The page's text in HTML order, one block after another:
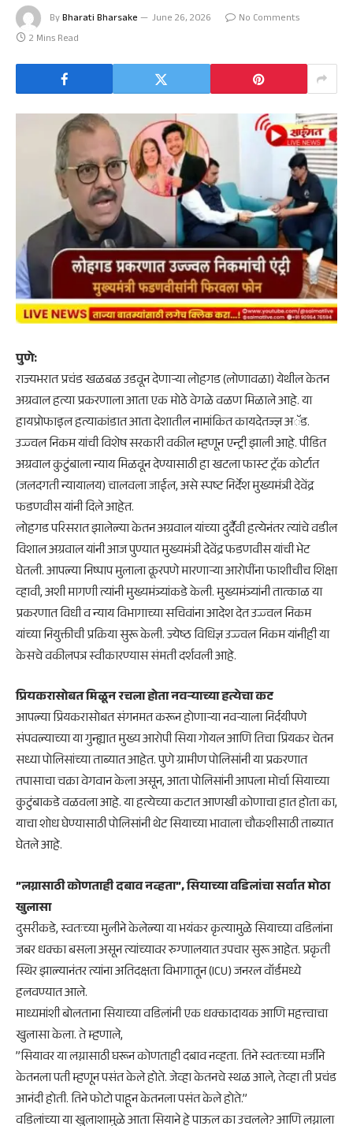
ByBharati Bharsake June 26, 2026
No Comments
2 Mins Read
​पुणे:
राज्यभरात प्रचंड खळबळ उडवून देणाऱ्या लोहगड (लोणावळा) येथील केतन
अग्रवाल हत्या प्रकरणाला आता एक मोठे वेगळे वळण मिळाले आहे. या
हायप्रोफाइल हत्याकांडात आता देशातील नामांकित कायदेतज्ज्ञ अॅड.
उज्ज्वल निकम यांची विशेष सरकारी वकील म्हणून एन्ट्री झाली आहे. पीडित
अग्रवाल कुटुंबाला न्याय मिळवून देण्यासाठी हा खटला फास्ट ट्रॅक कोर्टात
(जलदगती न्यायालय) चालवला जाईल, असे स्पष्ट निर्देश मुख्यमंत्री देवेंद्र
फडणवीस यांनी दिले आहेत.
​लोहगड परिसरात झालेल्या केतन अग्रवाल यांच्या दुर्दैवी हत्येनंतर त्यांचे वडील
विशाल अग्रवाल यांनी आज पुण्यात मुख्यमंत्री देवेंद्र फडणवीस यांची भेट
घेतली. आपल्या निष्पाप मुलाला क्रूरपणे मारणाऱ्या आरोपींना फाशीचीच शिक्षा
व्हावी, अशी मागणी त्यांनी मुख्यमंत्र्यांकडे केली. मुख्यमंत्र्यांनी तात्काळ या
प्रकरणात विधी व न्याय विभागाच्या सचिवांना आदेश देत उज्ज्वल निकम
यांच्या नियुक्तीची प्रक्रिया सुरू केली. ज्येष्ठ विधिज्ञ उज्ज्वल निकम यांनीही या
केसचे वकीलपत्र स्वीकारण्यास संमती दर्शवली आहे.
​प्रियकरासोबत मिळून रचला होता नवऱ्याच्या हत्येचा कट
​आपल्या प्रियकरासोबत संगनमत करून होणाऱ्या नवऱ्याला निर्दयीपणे
संपवल्याच्या या गुन्ह्यात मुख्य आरोपी सिया गोयल आणि तिचा प्रियकर चेतन
सध्या पोलिसांच्या ताब्यात आहेत. पुणे ग्रामीण पोलिसांनी या प्रकरणात
तपासाचा चक्रा वेगवान केला असून, आता पोलिसांनी आपला मोर्चा सियाच्या
कुटुंबाकडे वळवला आहे. या हत्येच्या कटात आणखी कोणाचा हात होता का,
याचा शोध घेण्यासाठी पोलिसांनी थेट सियाच्या भावाला चौकशीसाठी ताब्यात
घेतले आहे.
​”लग्नासाठी कोणताही दबाव नव्हता”, सियाच्या वडिलांचा सर्वात मोठा
खुलासा
​दुसरीकडे, स्वतःच्या मुलीने केलेल्या या भयंकर कृत्यामुळे सियाच्या वडिलांना
जबर धक्का बसला असून त्यांच्यावर रुग्णालयात उपचार सुरू आहेत. प्रकृती
स्थिर झाल्यानंतर त्यांना अतिदक्षता विभागातून (ICU) जनरल वॉर्डमध्ये
हलवण्यात आले.
​माध्यमांशी बोलताना सियाच्या वडिलांनी एक धक्कादायक आणि महत्त्वाचा
खुलासा केला. ते म्हणाले,
​”सियावर या लग्नासाठी घरून कोणताही दबाव नव्हता. तिने स्वतःच्या मर्जीने
केतनला पती म्हणून पसंत केले होते. जेव्हा केतनचे स्थळ आले, तेव्हा ती प्रचंड
आनंदी होती. तिने फोटो पाहून केतनला पसंत केले होते.”
​वडिलांच्या या खुलाशामुळे आता सियाने हे पाऊल का उचलले? आणि लग्नाला